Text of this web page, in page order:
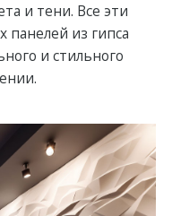
и тени. Все эти
панелей из гипса
и стильного